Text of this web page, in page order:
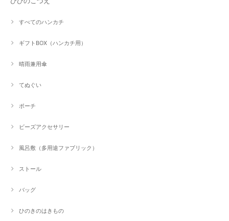
すべてのハンカチ
ギフトBOX（ハンカチ用）
晴雨兼用傘
てぬぐい
ポーチ
ビーズアクセサリー
風呂敷（多用途ファブリック）
ストール
バッグ
ひのきのはきもの